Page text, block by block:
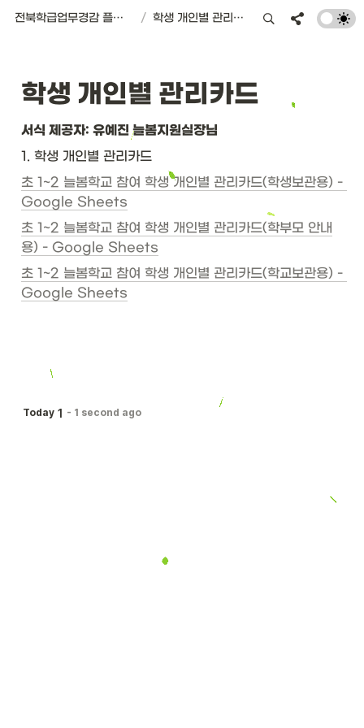
전북학급업무경감 플랫폼 | 서식편의점 / 학생 개인별 관리카드
학생 개인별 관리카드
서식 제공자: 유예진 늘봄지원실장님
1. 학생 개인별 관리카드
초 1~2 늘봄학교 참여 학생 개인별 관리카드(학생보관용) -
Google Sheets
초 1~2 늘봄학교 참여 학생 개인별 관리카드(학부모 안내
용) - Google Sheets
초 1~2 늘봄학교 참여 학생 개인별 관리카드(학교보관용) -
Google Sheets
Today 1 - 1 second ago